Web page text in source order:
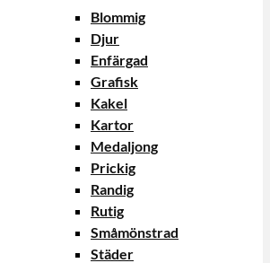
Blommig
Djur
Enfärgad
Grafisk
Kakel
Kartor
Medaljong
Prickig
Randig
Rutig
Småmönstrad
Städer